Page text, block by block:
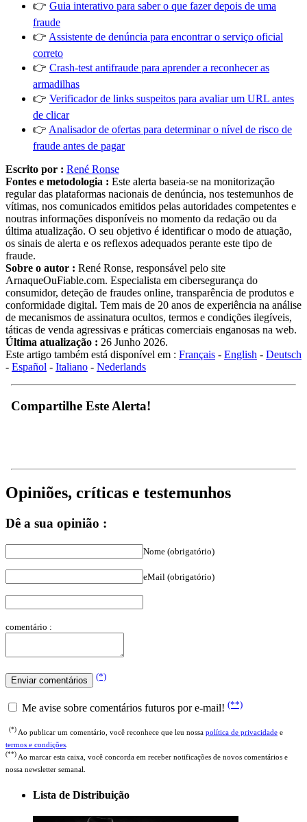
👉 Guia interativo para saber o que fazer depois de uma
fraude
👉 Assistente de denúncia para encontrar o serviço oficial
correto
👉 Crash-test antifraude para aprender a reconhecer as
armadilhas
👉 Verificador de links suspeitos para avaliar um URL antes
de clicar
👉 Analisador de ofertas para determinar o nível de risco de
fraude antes de pagar
Escrito por : René Ronse
Fontes e metodologia : Este alerta baseia-se na monitorização
regular das plataformas nacionais de denúncia, nos testemunhos de
vítimas, nos comunicados emitidos pelas autoridades competentes e
noutras informações disponíveis no momento da redação ou da
última atualização. O seu objetivo é identificar o modo de atuação,
os sinais de alerta e os reflexos adequados perante este tipo de
fraude.
Sobre o autor : René Ronse, responsável pelo site
ArnaqueOuFiable.com. Especialista em cibersegurança do
consumidor, deteção de fraudes online, transparência de produtos e
conformidade digital. Tem mais de 20 anos de experiência na análise
de mecanismos de assinatura ocultos, termos e condições ilegíveis,
táticas de venda agressivas e práticas comerciais enganosas na web.
Última atualização : 26 Junho 2026.
Este artigo também está disponível em : Français - English - Deutsch
- Español - Italiano - Nederlands
Compartilhe Este Alerta!
Opiniões, críticas e testemunhos
Dê a sua opinião :
Nome (obrigatório)
eMail (obrigatório)
comentário :
(*)
Me avise sobre comentários futuros por e-mail! (**)
(*) Ao publicar um comentário, você reconhece que leu nossa política de privacidade e
termos e condições
(**) Ao marcar esta caixa, você concorda em receber notificações de novos comentários e
nossa newsletter semanal.
Lista de Distribuição